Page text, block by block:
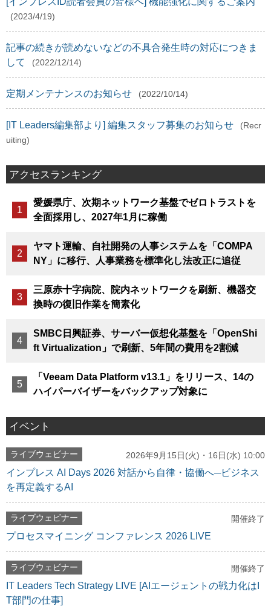
(2023/4/19)
記事の続きが読めないなどの不具合発生時の対応につきま
して
(2022/12/14)
定期メンテナンスのお知らせ (2022/10/14)
[IT Leaders編集部より] 編集スタッフ募集のお知らせ
(Recr
uiting)
アクセスランキング
愛媛県庁、次期ネットワーク基盤でゼロトラストを
全面採用し、2027年1月に稼働
ヤマト運輸、自社開発の人事システムを「COMPA
NY」に移行、人事業務を標準化し法改正に追従
三原赤十字病院、院内ネットワークを刷新、機器交
換時の復旧作業を簡素化
SMBC日興証券、サーバー仮想化基盤を「OpenShi
ft Virtualization」で刷新、5年間の費用を2割減
「Veeam Data Platform v13.1」をリリース、14の
ハイパーバイザーをバックアップ対象に
イベント
ライブウェビナー 2026年9月15日(火)・16日(水) 10:00
インプレス AI Days 2026 対話から自律・協働へ─ビジネス
を再定義するAI
ライブウェビナー 開催終了
プロセスマイニング コンファレンス 2026 LIVE
ライブウェビナー 開催終了
IT Leaders Tech Strategy LIVE [AIエージェントの戦力化はI
T部門の仕事]